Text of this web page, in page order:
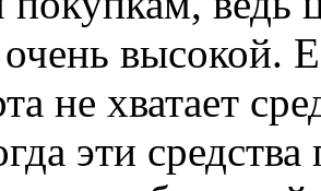
очень высокой.
не хватает
эти